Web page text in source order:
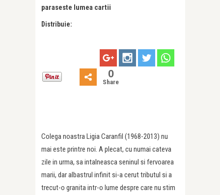
paraseste lumea cartii
Distribuie:
0
Share
Colega noastra Ligia Caranfil (1968-2013) nu
mai este printre noi. A plecat, cu numai cateva
zile in urma, sa intalneasca seninul si fervoarea
marii, dar albastrul infinit si-a cerut tributul si a
trecut-o granita intr-o lume despre care nu stim